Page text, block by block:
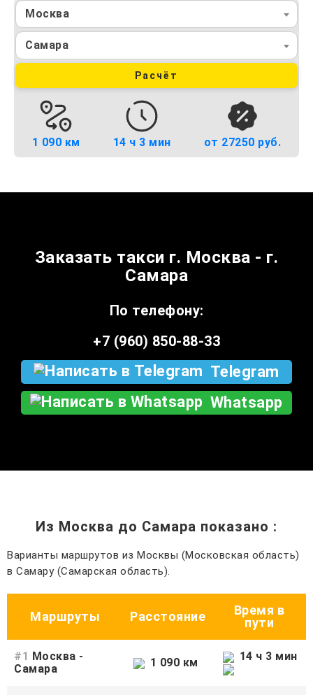
Москва
Самара
Расчёт
1 090 км 14 ч 3 мин от 27250 руб.
Заказать такси г. Москва - г.
Самара
По телефону:
+7 (960) 850-88-33
Telegram
Whatsapp
Из Москва до Самара показано :
Варианты маршрутов из Москвы (Московская область)
в Самару (Самарская область).
Маршруты Расстояние
Время в
пути
#1 Москва -
Самара
1 090 км 14 ч 3 мин